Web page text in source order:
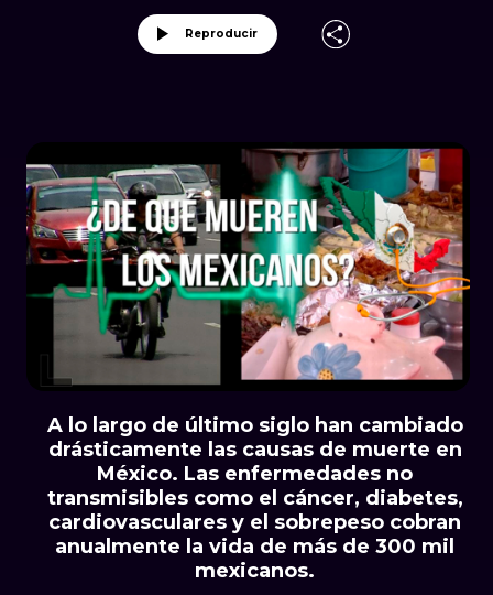
Reproducir
A lo largo de último siglo han cambiado
drásticamente las causas de muerte en
México. Las enfermedades no
transmisibles como el cáncer, diabetes,
cardiovasculares y el sobrepeso cobran
anualmente la vida de más de 300 mil
mexicanos.